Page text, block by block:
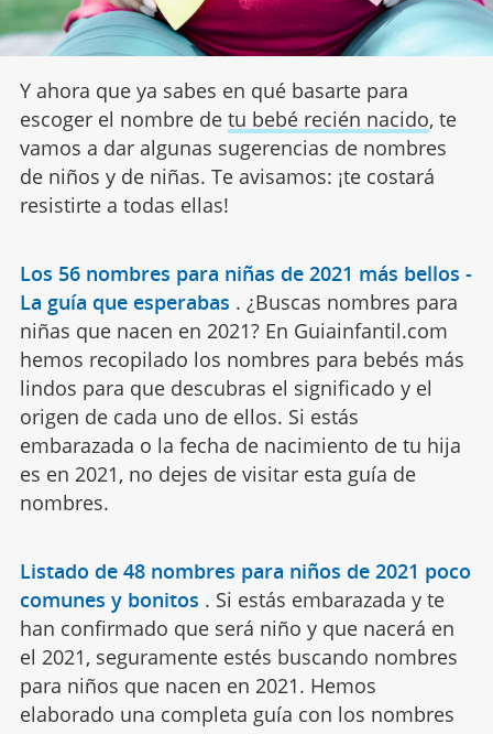
Y ahora que ya sabes en qué basarte para
escoger el nombre de tu bebé recién nacido, te
vamos a dar algunas sugerencias de nombres
de niños y de niñas. Te avisamos: ¡te costará
resistirte a todas ellas!
Los 56 nombres para niñas de 2021 más bellos -
La guía que esperabas . ¿Buscas nombres para
niñas que nacen en 2021? En Guiainfantil.com
hemos recopilado los nombres para bebés más
lindos para que descubras el significado y el
origen de cada uno de ellos. Si estás
embarazada o la fecha de nacimiento de tu hija
es en 2021, no dejes de visitar esta guía de
nombres.
Listado de 48 nombres para niños de 2021 poco
comunes y bonitos . Si estás embarazada y te
han confirmado que será niño y que nacerá en
el 2021, seguramente estés buscando nombres
para niños que nacen en 2021. Hemos
elaborado una completa guía con los nombres